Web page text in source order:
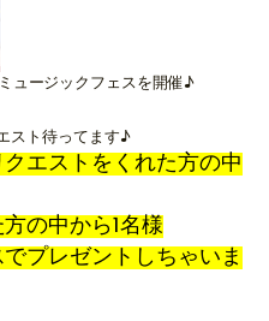
ュージックフェスを開催♪
スト待ってます♪
エストをくれた方の中
の中から1名様
プレゼントしちゃいま